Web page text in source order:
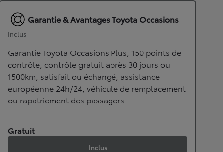
Garantie & Avantages Toyota Occasions
Inclus
Garantie Toyota Occasions Plus, 150 points de
contrôle, contrôle gratuit après 30 jours ou
1500km, satisfait ou échangé, assistance
européenne 24h/24, véhicule de remplacement
ou rapatriement des passagers
Gratuit
Inclus